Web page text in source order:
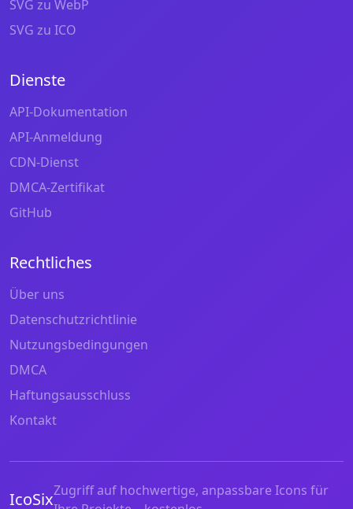
SVG zu WebP
SVG zu ICO
Dienste
API-Dokumentation
API-Anmeldung
CDN-Dienst
DMCA-Zertifikat
GitHub
Rechtliches
Über uns
Datenschutzrichtlinie
Nutzungsbedingungen
DMCA
Haftungsausschluss
Kontakt
IcoSixZugriff auf hochwertige, anpassbare Icons für